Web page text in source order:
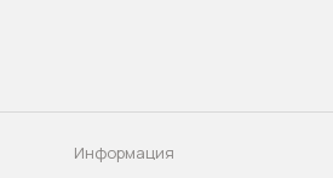
Информация